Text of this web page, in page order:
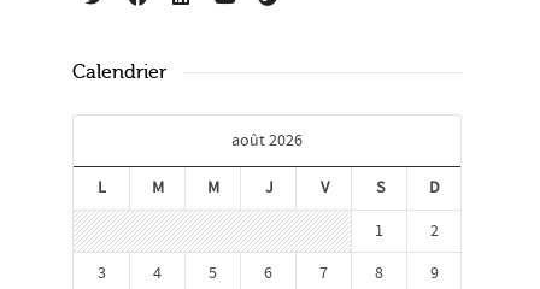
Calendrier
août 2026
L M M J V S
D
1
2
3
4 5 6 7 8
9